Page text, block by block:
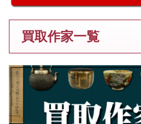
買取作家一覧